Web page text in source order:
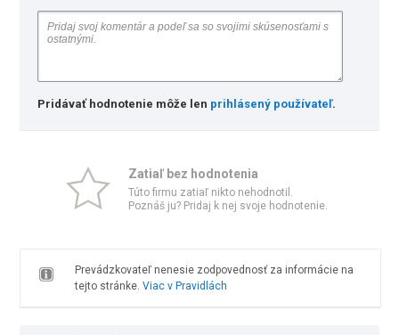
Pridávať hodnotenie môže len prihlásený používateľ.
Zatiaľ bez hodnotenia
Túto firmu zatiaľ nikto nehodnotil.
Poznáš ju? Pridaj k nej svoje hodnotenie.
Prevádzkovateľ nenesie zodpovednosť za informácie na
tejto stránke. Viac v Pravidlách